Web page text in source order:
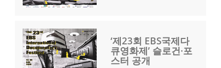
‘제23회 EBS국제다
큐영화제’ 슬로건·포
스터 공개